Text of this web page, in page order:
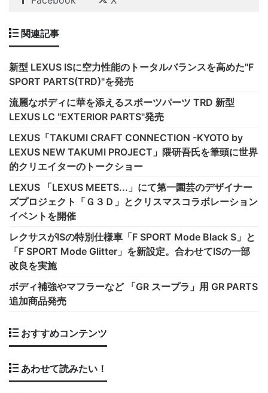
関連記事
新型 LEXUS ISに空力性能のトータルバランスを高めた"F
SPORT PARTS(TRD)"を発売
流麗なボディに華を添えるスポーツパーツ TRD 新型
LEXUS LC "EXTERIOR PARTS"発売
LEXUS「TAKUMI CRAFT CONNECTION -KYOTO by
LEXUS NEW TAKUMI PROJECT」隈研吾氏を筆頭に世界
的クリエイターのトークショー
LEXUS 「LEXUS MEETS...」にて第一園芸のデザイナー
ズプロジェクト「Ｇ３Ｄ」とクリスマスコラボレーション
イベントを開催
レクサスがISの特別仕様車「F SPORT Mode Black S」と
「F SPORT Mode Glitter」を新設定。合わせてISの一部
改良を実施
ボディ補強やマフラーなど 「GR スープラ」用 GR PARTS
追加商品発売
おすすめコンテンツ
あわせて読みたい！